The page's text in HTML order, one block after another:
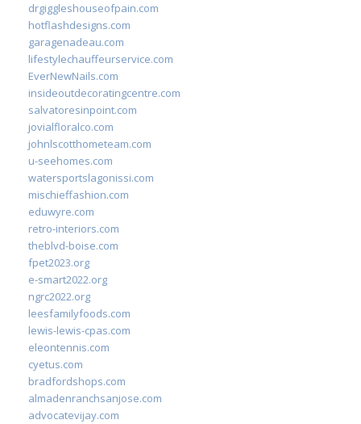
drgiggleshouseofpain.com
hotflashdesigns.com
garagenadeau.com
lifestylechauffeurservice.com
EverNewNails.com
insideoutdecoratingcentre.com
salvatoresinpoint.com
jovialfloralco.com
johnlscotthometeam.com
u-seehomes.com
watersportslagonissi.com
mischieffashion.com
eduwyre.com
retro-interiors.com
theblvd-boise.com
fpet2023.org
e-smart2022.org
ngrc2022.org
leesfamilyfoods.com
lewis-lewis-cpas.com
eleontennis.com
cyetus.com
bradfordshops.com
almadenranchsanjose.com
advocatevijay.com